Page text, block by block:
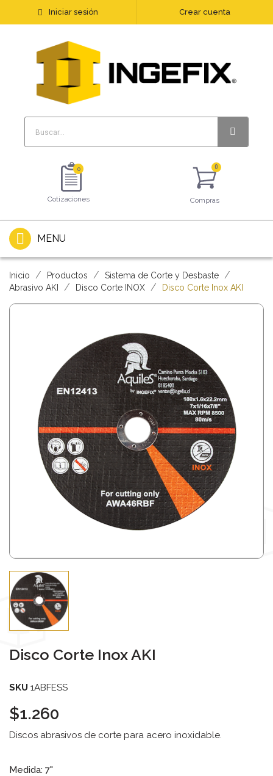
Iniciar sesión Crear cuenta
0
Cotizaciones Compras
MENU
Inicio Productos
Sistema de Corte y Desbaste
Abrasivo AKI
Disco Corte INOX Disco Corte Inox AKI
Disco Corte Inox AKI
SKU 1ABFESS
$1.260
Discos abrasivos de corte para acero inoxidable.
Medida: 7"